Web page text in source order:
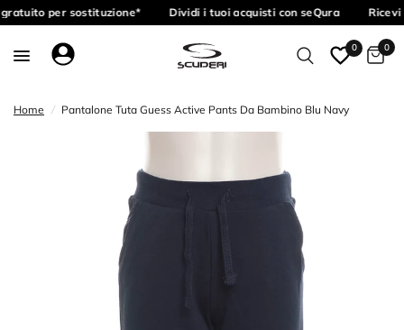
per sostituzione* Dividi i tuoi acquisti con seQura Ricevi
0 0
Home / Pantalone Tuta Guess Active Pants Da Bambino Blu Navy